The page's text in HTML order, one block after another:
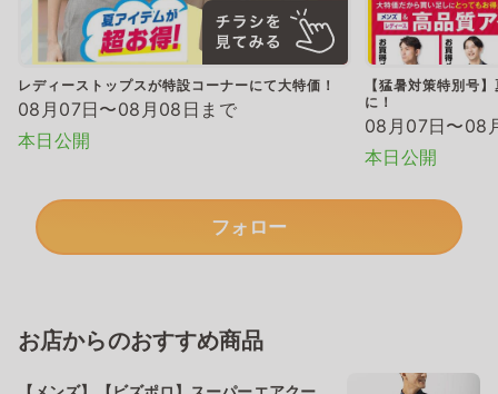
レディーストップスが特設コーナーにて大特価！
08月07日〜08月08日まで
本日公開
【猛暑対策特別号
に！
08月07日〜08
本日公開
フォロー
お店からのおすすめ商品